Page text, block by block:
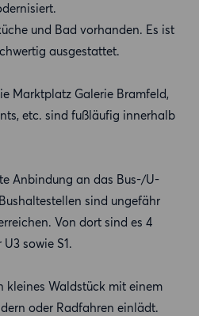
und Bad vorhanden. Es ist
ausgestattet.
Marktplatz Galerie Bramfeld,
etc. sind fußläufig innerhalb
Anbindung an das Bus-/U-
sind ungefähr
Von dort sind es 4
sowie S1.
kleines Waldstück mit einem
oder Radfahren einlädt.